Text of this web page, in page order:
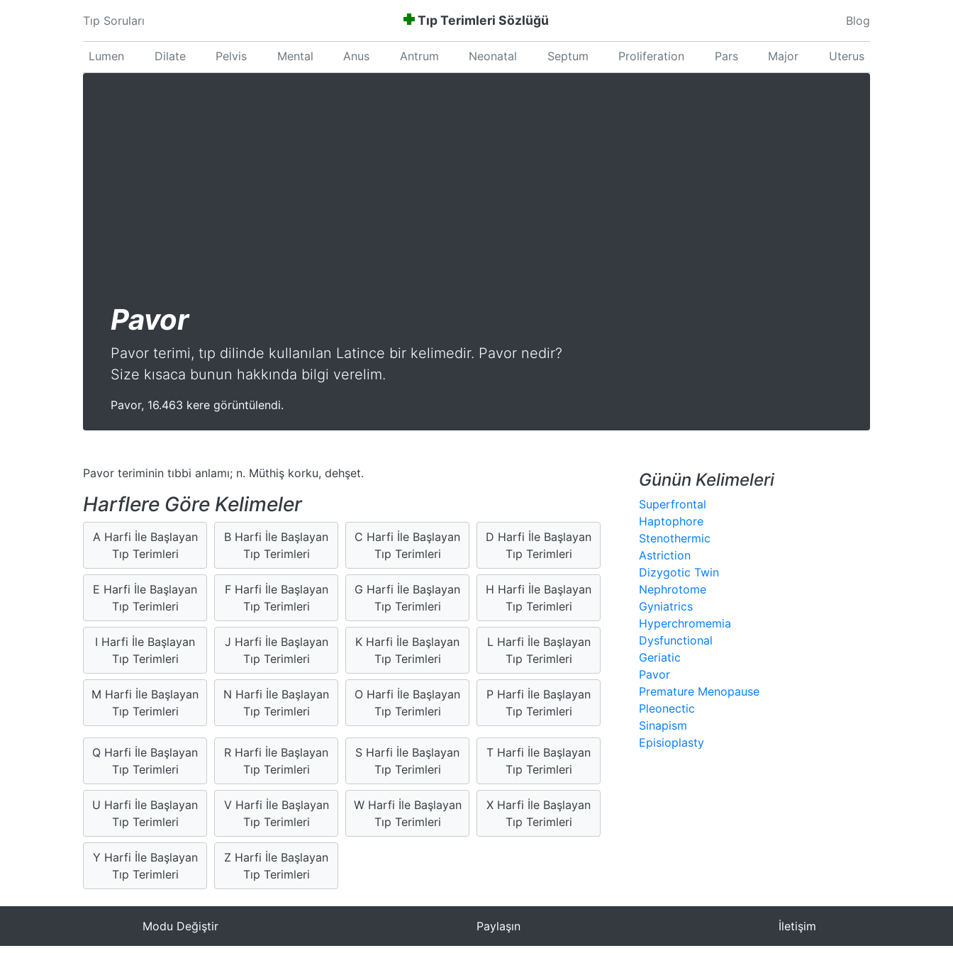
Tıp Soruları Tıp Terimleri Sözlüğü Blog
Lumen Dilate Pelvis Mental Anus Antrum Neonatal Septum Proliferation Pars Major Uterus
Pavor
Pavor terimi, tıp dilinde kullanılan Latince bir kelimedir. Pavor nedir?
Size kısaca bunun hakkında bilgi verelim.
Pavor, 16.463 kere görüntülendi.
Pavor teriminin tıbbi anlamı; n. Müthiş korku, dehşet.
Harflere Göre Kelimeler
A Harfi İle Başlayan
Tıp Terimleri
B Harfi İle Başlayan
Tıp Terimleri
C Harfi İle Başlayan
Tıp Terimleri
D Harfi İle Başlayan
Tıp Terimleri
E Harfi İle Başlayan
Tıp Terimleri
F Harfi İle Başlayan
Tıp Terimleri
G Harfi İle Başlayan
Tıp Terimleri
H Harfi İle Başlayan
Tıp Terimleri
I Harfi İle Başlayan
Tıp Terimleri
J Harfi İle Başlayan
Tıp Terimleri
K Harfi İle Başlayan
Tıp Terimleri
L Harfi İle Başlayan
Tıp Terimleri
M Harfi İle Başlayan
Tıp Terimleri
N Harfi İle Başlayan
Tıp Terimleri
O Harfi İle Başlayan
Tıp Terimleri
P Harfi İle Başlayan
Tıp Terimleri
Q Harfi İle Başlayan
Tıp Terimleri
R Harfi İle Başlayan
Tıp Terimleri
S Harfi İle Başlayan
Tıp Terimleri
T Harfi İle Başlayan
Tıp Terimleri
U Harfi İle Başlayan
Tıp Terimleri
V Harfi İle Başlayan
Tıp Terimleri
W Harfi İle Başlayan
Tıp Terimleri
X Harfi İle Başlayan
Tıp Terimleri
Y Harfi İle Başlayan
Tıp Terimleri
Z Harfi İle Başlayan
Tıp Terimleri
Günün Kelimeleri
Superfrontal
Haptophore
Stenothermic
Astriction
Dizygotic Twin
Nephrotome
Gyniatrics
Hyperchromemia
Dysfunctional
Geriatic
Pavor
Premature Menopause
Pleonectic
Sinapism
Episioplasty
Modu Değiştir Paylaşın İletişim